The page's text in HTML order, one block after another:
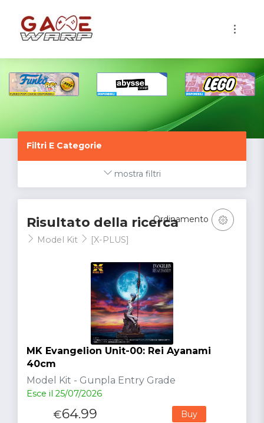
Filtri E Categorie
mostra filtri
Risultato della ricerca
Model Kit [X-PLUS]
Ordinamento
MK Evangelion Unit-00: Rei Ayanami
40cm
Model Kit - Gunpla Entry Grade
Esce il 25/07/2026
€64.99 Buy